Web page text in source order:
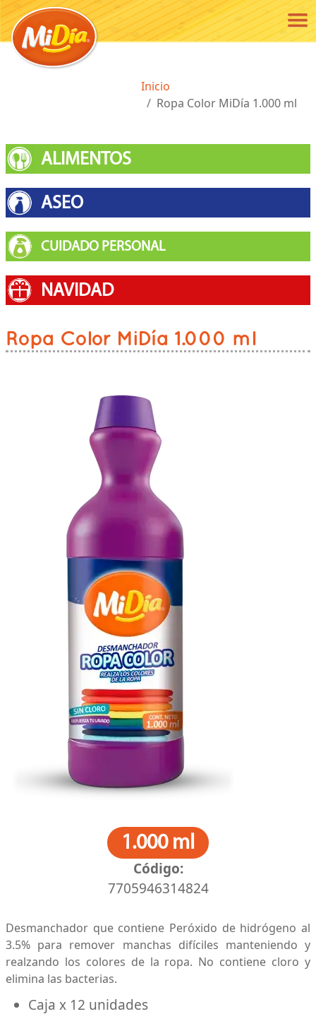
Pasar al contenido principal
Ruta de navegación
Inicio
Ropa Color MiDía 1.000 ml
ALIMENTOS
ASEO
CUIDADO PERSONAL
NAVIDAD
Ropa Color MiDía 1.000 ml
1.000 ml
Código:
7705946314824
Desmanchador que contiene Peróxido de hidrógeno al
3.5% para remover manchas difíciles manteniendo y
realzando los colores de la ropa. No contiene cloro y
elimina las bacterias.
Caja x 12 unidades